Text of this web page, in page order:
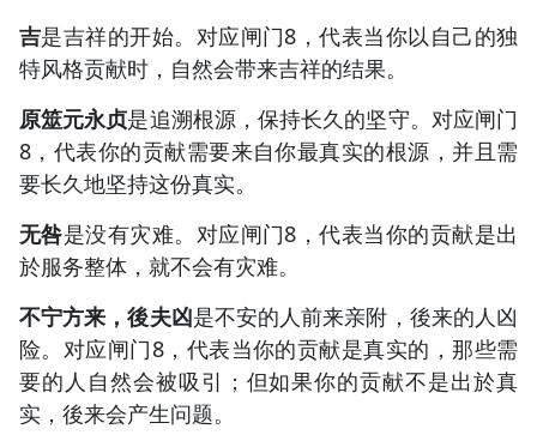
吉是吉祥的开始。对应闸门8，代表当你以自己的独
特风格贡献时，自然会带来吉祥的结果。
原筮元永贞是追溯根源，保持长久的坚守。对应闸门
8，代表你的贡献需要来自你最真实的根源，并且需
要长久地坚持这份真实。
无咎是没有灾难。对应闸门8，代表当你的贡献是出
於服务整体，就不会有灾难。
不宁方来，後夫凶是不安的人前来亲附，後来的人凶
险。对应闸门8，代表当你的贡献是真实的，那些需
要的人自然会被吸引；但如果你的贡献不是出於真
实，後来会产生问题。